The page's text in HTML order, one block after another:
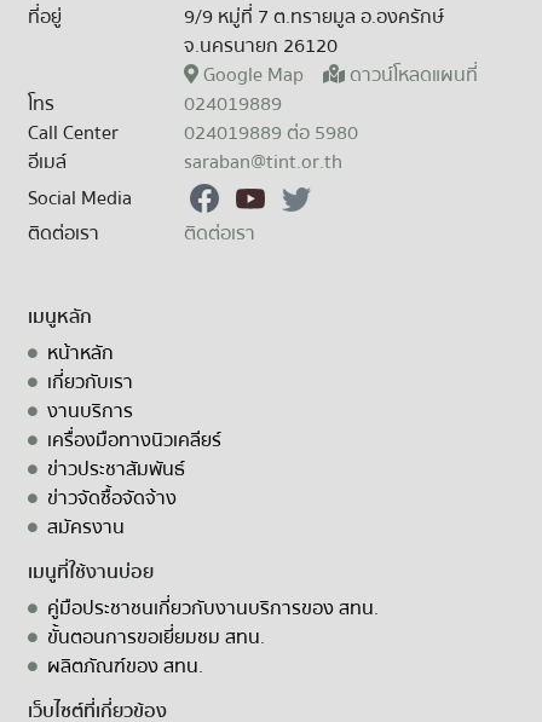
ที่อยู่
9/9 หมู่ที่ 7 ต.ทรายมูล อ.องครักษ์
จ.นครนายก 26120
Google Map
ดาวน์โหลดแผนที่
โทร
024019889
Call Center
024019889 ต่อ 5980
อีเมล์
saraban@tint.or.th
Social Media
ติดต่อเรา
ติดต่อเรา
เมนูหลัก
หน้าหลัก
เกี่ยวกับเรา
งานบริการ
เครื่องมือทางนิวเคลียร์
ข่าวประชาสัมพันธ์
ข่าวจัดซื้อจัดจ้าง
สมัครงาน
เมนูที่ใช้งานบ่อย
คู่มือประชาชนเกี่ยวกับงานบริการของ สทน.
ขั้นตอนการขอเยี่ยมชม สทน.
ผลิตภัณฑ์ของ สทน.
เว็บไซต์ที่เกี่ยวข้อง